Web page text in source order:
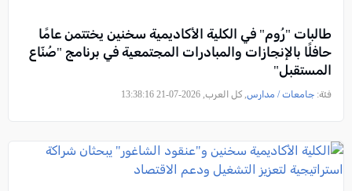
طالبات "رُوم" في الكلية الأكاديمية سخنين يختتمن عامًا
حافلًا بالإنجازات والمبادرات المجتمعية في برنامج "صُنّاع
المستقبل"
فئة: جامعات / مدارس, كل العرب, 2026-07-21 13:38:16